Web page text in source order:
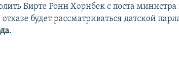
Бирте Ронн Хорнбек с поста
будет рассматриваться датской
.